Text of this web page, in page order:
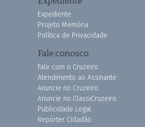
Expediente
Projeto Memória
Política de Privacidade
Fale conosco
Fale com o Cruzeiro
Atendimento ao Assinante
Anuncie no Cruzeiro
Anuncie no ClassiCruzeiro
Publicidade Legal
Repórter Cidadão